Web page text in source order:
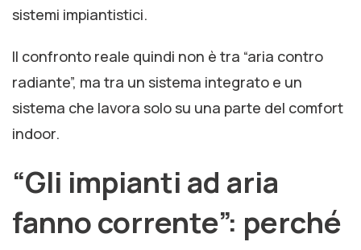
sistemi impiantistici.
Il confronto reale quindi non è tra “aria contro
radiante”, ma tra un sistema integrato e un
sistema che lavora solo su una parte del comfort
indoor.
“Gli impianti ad aria
fanno corrente”: perché